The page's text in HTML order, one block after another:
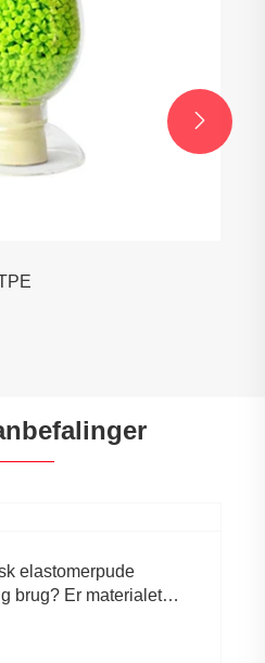

elastomerpude
Er materialet